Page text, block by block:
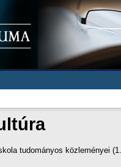
tudományos közleményei